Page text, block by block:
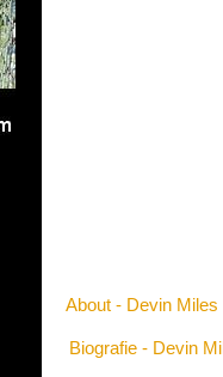
About - Devin Miles
Biografie - Devin